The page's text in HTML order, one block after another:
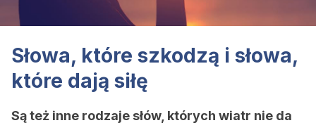
Słowa, które szkodzą i słowa,
które dają siłę
Są też inne rodzaje słów, których wiatr nie da